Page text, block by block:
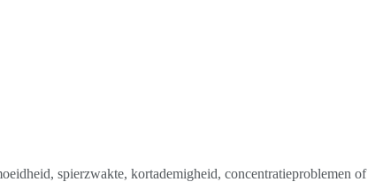
spierzwakte, kortademigheid, concentratieproblemen of